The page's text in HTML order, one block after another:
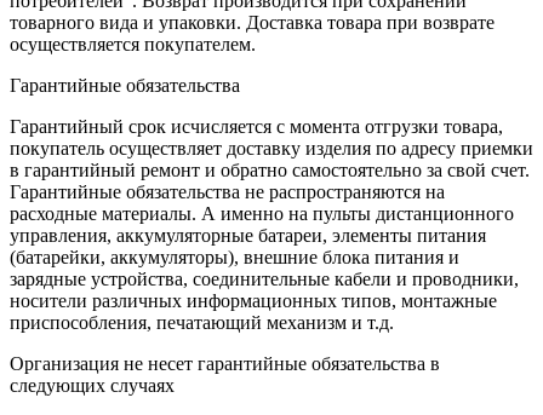
товарного вида и упаковки. Доставка товара при возврате
осуществляется покупателем.
Гарантийные обязательства
Гарантийный срок исчисляется с момента отгрузки товара,
покупатель осуществляет доставку изделия по адресу приемки
в гарантийный ремонт и обратно самостоятельно за свой счет.
Гарантийные обязательства не распространяются на
расходные материалы. А именно на пульты дистанционного
управления, аккумуляторные батареи, элементы питания
(батарейки, аккумуляторы), внешние блока питания и
зарядные устройства, соединительные кабели и проводники,
носители различных информационных типов, монтажные
приспособления, печатающий механизм и т.д.
Организация не несет гарантийные обязательства в
следующих случаях